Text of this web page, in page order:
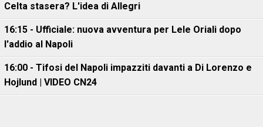
Celta stasera? L'idea di Allegri
16:15 - Ufficiale: nuova avventura per Lele Oriali dopo
l'addio al Napoli
16:00 - Tifosi del Napoli impazziti davanti a Di Lorenzo e
Hojlund | VIDEO CN24